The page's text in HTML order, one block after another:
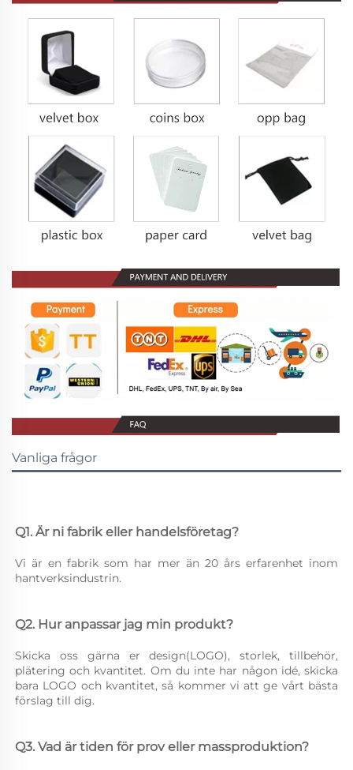
Vanliga frågor
Q1. Är ni fabrik eller handelsföretag?
Vi är en fabrik som har mer än 20 års erfarenhet inom
hantverksindustrin.
Q2. Hur anpassar jag min produkt?
Skicka oss gärna er design(LOGO), storlek, tillbehör,
plätering och kvantitet. Om du inte har någon idé, skicka
bara LOGO och kvantitet, så kommer vi att ge vårt bästa
förslag till dig.
Q3. Vad är tiden för prov eller massproduktion?